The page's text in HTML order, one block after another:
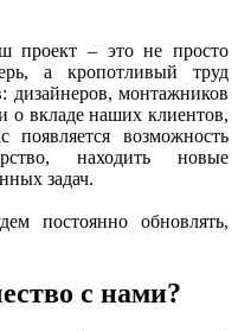
проект – это не просто
а кропотливый труд
дизайнеров, монтажников
о вкладе наших клиентов,
возможность
находить новые
задач.
постоянно обновлять,
с нами?